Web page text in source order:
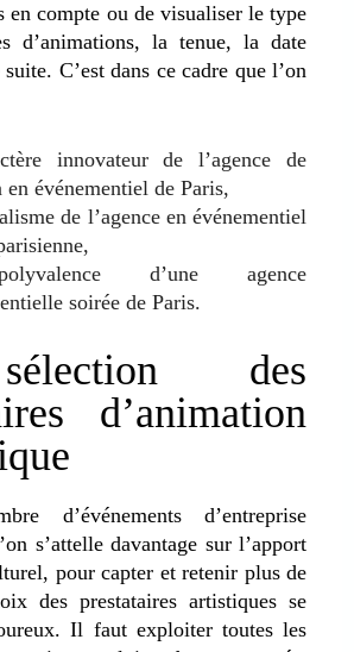
en compte ou de visualiser le type
d’animations, la tenue, la date
C’est dans ce cadre que l’on
innovateur de l’agence de
en événementiel de Paris,
de l’agence en événementiel
d’une agence
soirée de Paris.
des
d’animation
d’événements d’entreprise
s’attelle davantage sur l’apport
pour capter et retenir plus de
des prestataires artistiques se
Il faut exploiter toutes les